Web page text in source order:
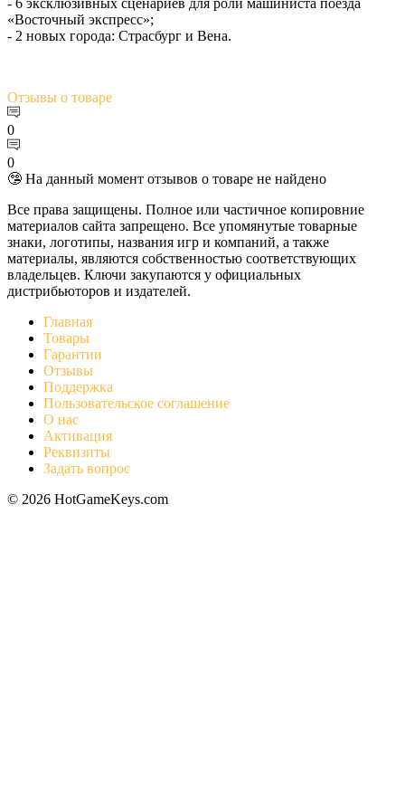
«Восточный экспресс»;
- 2 новых города: Страсбург и Вена.
Отзывы о товаре
0
0
🤥 На данный момент отзывов о товаре не найдено
Все права защищены. Полное или частичное копировние
материалов сайта запрещено. Все упомянутые товарные
знаки, логотипы, названия игр и компаний, а также
материалы, являются собственностью соответствующих
владельцев. Ключи закупаются у официальных
дистрибьюторов и издателей.
Главная
Товары
Гарантии
Отзывы
Поддержка
Пользовательское соглашение
О нас
Активация
Реквизиты
Задать вопрос
© 2026 HotGameKeys.com